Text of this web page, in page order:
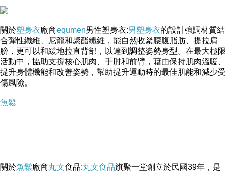
關於塑身衣廠商equmen男性塑身衣:男塑身衣的設計強調材質結
合彈性纖維、尼龍和聚酯纖維，能自然收緊腰腹脂肪、提拉肩
膀，更可以和緩地拉直背部，以達到調整姿勢身型。在最大極限
活動中，協助支撐核心肌肉、手肘和前臂，藉由保持肌肉溫暖、
提升身體機能和改善姿勢，幫助提升運動時的最佳肌能和減少受
傷風險。
魚鬆
關於魚鬆廠商丸文食品:丸文食品旗聚一堂創立於民國39年，是